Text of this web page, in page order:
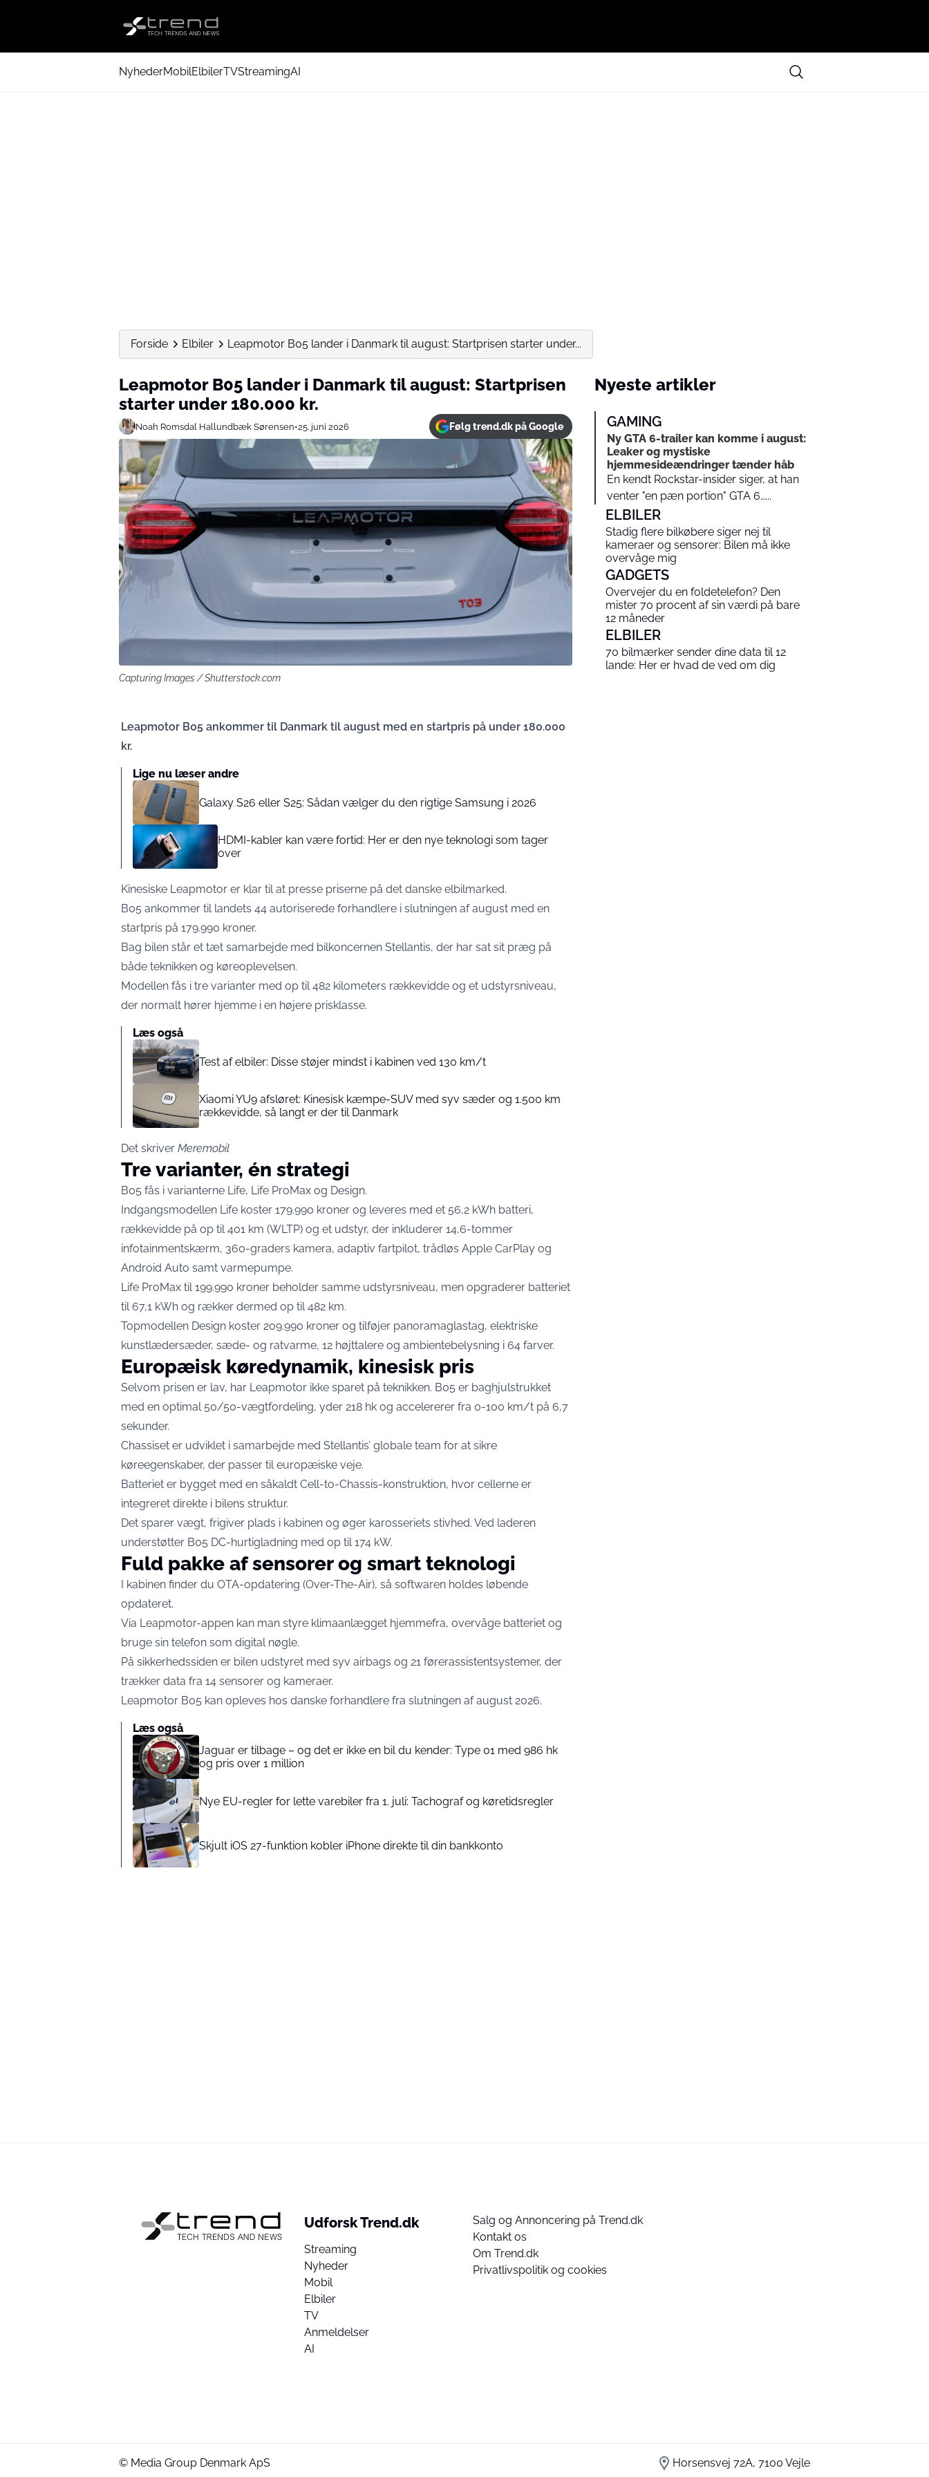
NyhederMobilElbilerTVStreamingAI
Forside Elbiler Leapmotor B05 lander i Danmark til august: Startprisen starter under...
Leapmotor B05 lander i Danmark til august: Startprisen
starter under 180.000 kr.
Noah Romsdal Hallundbæk Sørensen•25. juni 2026 Følg trend.dk på Google
Capturing Images / Shutterstock.com
Leapmotor B05 ankommer til Danmark til august med en startpris på under 180.000
kr.
Lige nu læser andre
Galaxy S26 eller S25: Sådan vælger du den rigtige Samsung i 2026
HDMI-kabler kan være fortid: Her er den nye teknologi som tager
over
Kinesiske Leapmotor er klar til at presse priserne på det danske elbilmarked.
B05 ankommer til landets 44 autoriserede forhandlere i slutningen af august med en
startpris på 179.990 kroner.
Bag bilen står et tæt samarbejde med bilkoncernen Stellantis, der har sat sit præg på
både teknikken og køreoplevelsen.
Modellen fås i tre varianter med op til 482 kilometers rækkevidde og et udstyrsniveau,
der normalt hører hjemme i en højere prisklasse.
Læs også
Test af elbiler: Disse støjer mindst i kabinen ved 130 km/t
Xiaomi YU9 afsløret: Kinesisk kæmpe-SUV med syv sæder og 1.500 km
rækkevidde, så langt er der til Danmark
Det skriver Meremobil
Tre varianter, én strategi
B05 fås i varianterne Life, Life ProMax og Design.
Indgangsmodellen Life koster 179.990 kroner og leveres med et 56,2 kWh batteri,
rækkevidde på op til 401 km (WLTP) og et udstyr, der inkluderer 14,6-tommer
infotainmentskærm, 360-graders kamera, adaptiv fartpilot, trådløs Apple CarPlay og
Android Auto samt varmepumpe.
Life ProMax til 199.990 kroner beholder samme udstyrsniveau, men opgraderer batteriet
til 67,1 kWh og rækker dermed op til 482 km.
Topmodellen Design koster 209.990 kroner og tilføjer panoramaglastag, elektriske
kunstlædersæder, sæde- og ratvarme, 12 højttalere og ambientebelysning i 64 farver.
Europæisk køredynamik, kinesisk pris
Selvom prisen er lav, har Leapmotor ikke sparet på teknikken. B05 er baghjulstrukket
med en optimal 50/50-vægtfordeling, yder 218 hk og accelererer fra 0-100 km/t på 6,7
sekunder.
Chassiset er udviklet i samarbejde med Stellantis’ globale team for at sikre
køreegenskaber, der passer til europæiske veje.
Batteriet er bygget med en såkaldt Cell-to-Chassis-konstruktion, hvor cellerne er
integreret direkte i bilens struktur.
Det sparer vægt, frigiver plads i kabinen og øger karosseriets stivhed. Ved laderen
understøtter B05 DC-hurtigladning med op til 174 kW.
Fuld pakke af sensorer og smart teknologi
I kabinen finder du OTA-opdatering (Over-The-Air), så softwaren holdes løbende
opdateret.
Via Leapmotor-appen kan man styre klimaanlægget hjemmefra, overvåge batteriet og
bruge sin telefon som digital nøgle.
På sikkerhedssiden er bilen udstyret med syv airbags og 21 førerassistentsystemer, der
trækker data fra 14 sensorer og kameraer.
Leapmotor B05 kan opleves hos danske forhandlere fra slutningen af august 2026.
Læs også
Jaguar er tilbage – og det er ikke en bil du kender: Type 01 med 986 hk
og pris over 1 million
Nye EU-regler for lette varebiler fra 1. juli: Tachograf og køretidsregler
Skjult iOS 27-funktion kobler iPhone direkte til din bankkonto
Nyeste artikler
GAMING
Ny GTA 6-trailer kan komme i august:
Leaker og mystiske
hjemmesideændringer tænder håb
En kendt Rockstar-insider siger, at han
venter "en pæn portion" GTA 6…...
ELBILER
Stadig flere bilkøbere siger nej til
kameraer og sensorer: Bilen må ikke
overvåge mig
GADGETS
Overvejer du en foldetelefon? Den
mister 70 procent af sin værdi på bare
12 måneder
ELBILER
70 bilmærker sender dine data til 12
lande: Her er hvad de ved om dig
Udforsk Trend.dk
Streaming
Nyheder
Mobil
Elbiler
TV
Anmeldelser
AI
Salg og Annoncering på Trend.dk
Kontakt os
Om Trend.dk
Privatlivspolitik og cookies
© Media Group Denmark ApS Horsensvej 72A, 7100 Vejle